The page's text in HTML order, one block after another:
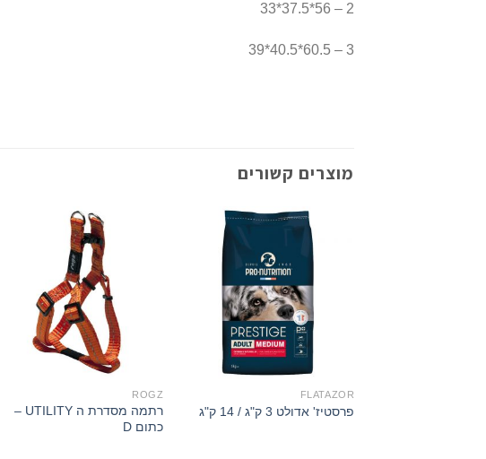
2 – 56*37.5*33
3 – 60.5*40.5*39
מוצרים קשורים
FLATAZOR
פרסטיז' אדולט 3 ק"ג / 14 ק"ג
ROGZ
רתמה מסדרת ה UTILITY –
כתום D